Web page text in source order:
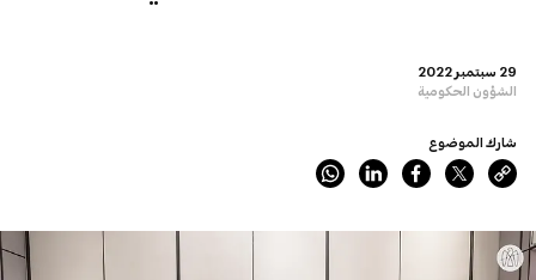
29 سبتمبر 2022
الشؤون الحكومية
شارك الموضوع